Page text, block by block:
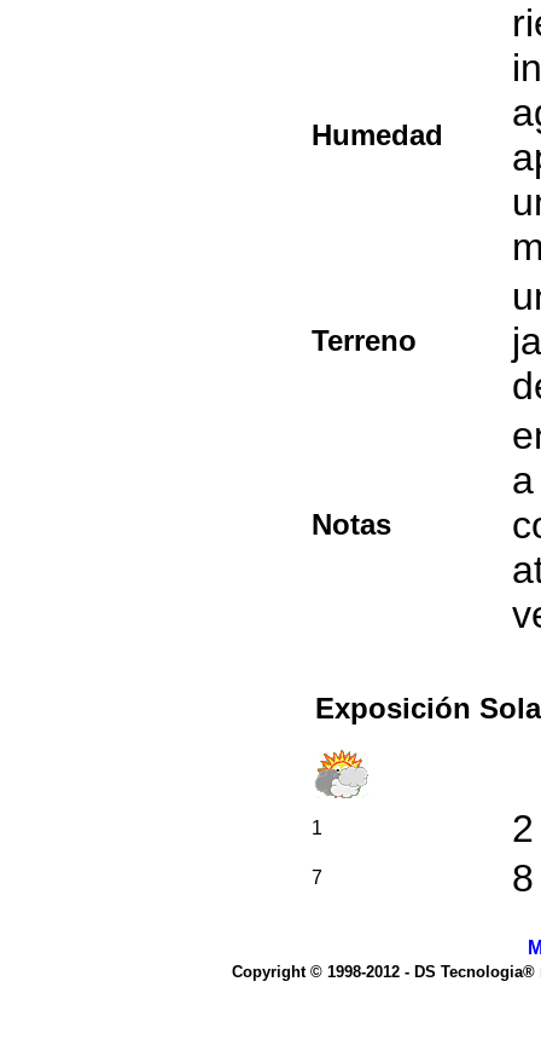
Humedad
Terreno
Notas
Exposición
1 2
7 8
Copyright © 1998-2012 - DS Tecnologia®